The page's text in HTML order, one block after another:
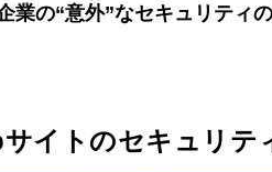
業の“意外”なセキュリティ
イトのセキュリテ